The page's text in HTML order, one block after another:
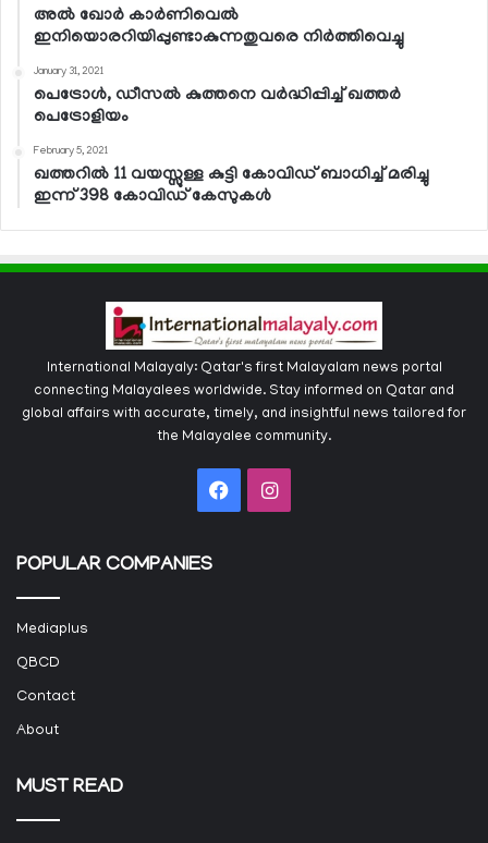
അല്‍ ഖോര്‍ കാര്‍ണിവെല്‍
ഇനിയൊരറിയിപ്പുണ്ടാകുന്നതുവരെ നിര്‍ത്തിവെച്ചു
January 31, 2021
പെട്രോള്‍, ഡീസല്‍ കുത്തനെ വര്‍ദ്ധിപ്പിച്ച് ഖത്തര്‍
പെട്രോളിയം
February 5, 2021
ഖത്തറില്‍ 11 വയസ്സുള്ള കുട്ടി കോവിഡ് ബാധിച്ച് മരിച്ചു
ഇന്ന് 398 കോവിഡ് കേസുകള്‍
International Malayaly: Qatar's first Malayalam news portal
connecting Malayalees worldwide. Stay informed on Qatar and
global affairs with accurate, timely, and insightful news tailored for
the Malayalee community.
FacebookInstagram
POPULAR COMPANIES
Mediaplus
QBCD
Contact
About
MUST READ